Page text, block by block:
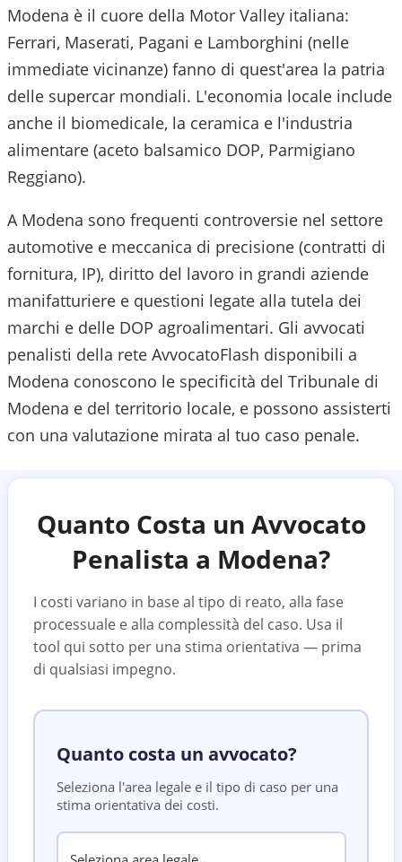
Modena è il cuore della Motor Valley italiana:
Ferrari, Maserati, Pagani e Lamborghini (nelle
immediate vicinanze) fanno di quest'area la patria
delle supercar mondiali. L'economia locale include
anche il biomedicale, la ceramica e l'industria
alimentare (aceto balsamico DOP, Parmigiano
Reggiano).
A Modena sono frequenti controversie nel settore
automotive e meccanica di precisione (contratti di
fornitura, IP), diritto del lavoro in grandi aziende
manifatturiere e questioni legate alla tutela dei
marchi e delle DOP agroalimentari. Gli avvocati
penalisti della rete AvvocatoFlash disponibili a
Modena conoscono le specificità del Tribunale di
Modena e del territorio locale, e possono assisterti
con una valutazione mirata al tuo caso penale.
Quanto Costa un Avvocato
Penalista a Modena?
I costi variano in base al tipo di reato, alla fase
processuale e alla complessità del caso. Usa il
tool qui sotto per una stima orientativa — prima
di qualsiasi impegno.
Quanto costa un avvocato?
Seleziona l'area legale e il tipo di caso per una
stima orientativa dei costi.